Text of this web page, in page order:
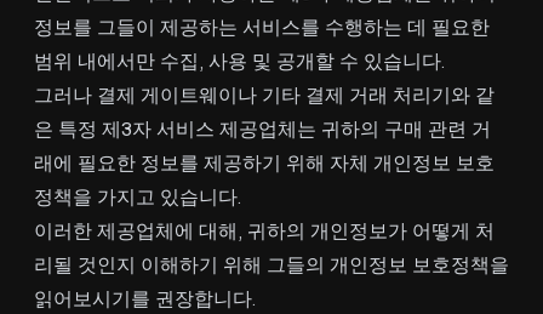
정보를 그들이 제공하는 서비스를 수행하는 데 필요한
범위 내에서만 수집, 사용 및 공개할 수 있습니다.
그러나 결제 게이트웨이나 기타 결제 거래 처리기와 같
은 특정 제3자 서비스 제공업체는 귀하의 구매 관련 거
래에 필요한 정보를 제공하기 위해 자체 개인정보 보호
정책을 가지고 있습니다.
이러한 제공업체에 대해, 귀하의 개인정보가 어떻게 처
리될 것인지 이해하기 위해 그들의 개인정보 보호정책을
읽어보시기를 권장합니다.